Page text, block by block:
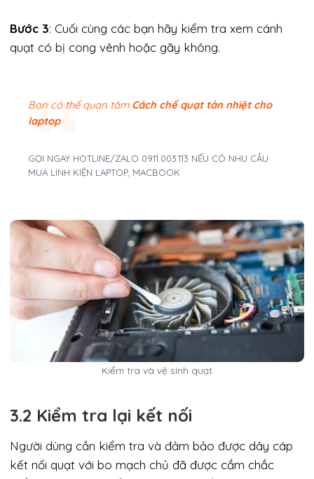
Bước 3: Cuối cùng các bạn hãy kiểm tra xem cánh
quạt có bị cong vênh hoặc gãy không.
Bạn có thể quan tâm Cách chế quạt tản nhiệt cho
laptop​
GỌI NGAY HOTLINE/ZALO 0911.003.113 NẾU CÓ NHU CẦU
MUA LINH KIỆN LAPTOP, MACBOOK
Kiểm tra và vệ sinh quạt
3.2 Kiểm tra lại kết nối
Người dùng cần kiểm tra và đảm bảo được dây cáp
kết nối quạt với bo mạch chủ đã được cắm chắc